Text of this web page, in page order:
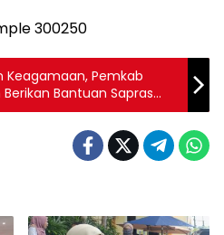
Keagamaan, Pemkab
Bantuan Sapras